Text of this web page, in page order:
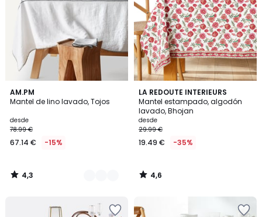
AM.PM
Mantel de lino lavado, Tojos
desde
78.99 €
67.14 € -15%
4,3
/ 5
2
Colores
4,3
/
LA REDOUTE INTERIEURS
Mantel estampado, algodón
lavado, Bhojan
desde
29.99 €
19.49 € -35%
4,6
/ 5
4,6
/